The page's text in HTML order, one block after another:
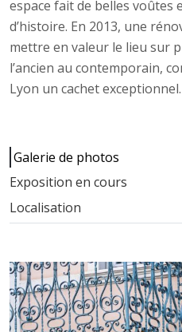
espace fait de belles voûtes
d’histoire. En 2013, une
mettre en valeur le lieu sur
l’ancien au contemporain,
Lyon un cachet exceptionnel.
Galerie de photos
Exposition en cours
Localisation